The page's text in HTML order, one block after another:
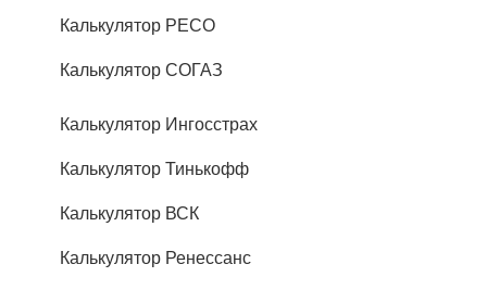
Калькулятор РЕСО
Калькулятор СОГАЗ
Калькулятор Ингосстрах
Калькулятор Тинькофф
Калькулятор ВСК
Калькулятор Ренессанс